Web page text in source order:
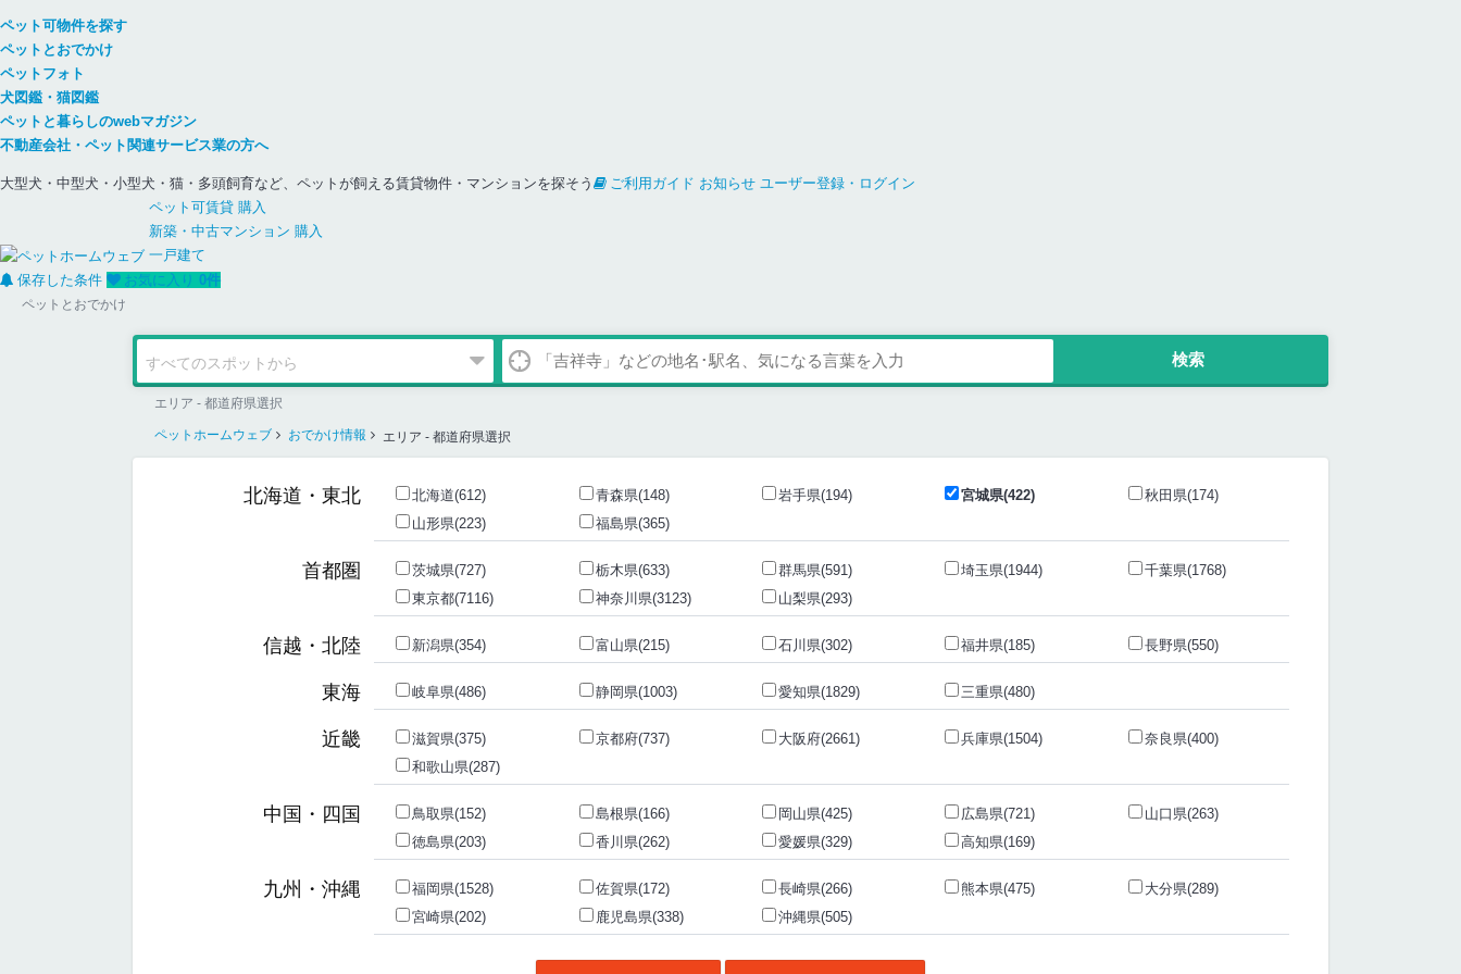
ペット可物件を探す
ペットとおでかけ
ペットフォト
犬図鑑・猫図鑑
ペットと暮らしのwebマガジン
不動産会社・ペット関連サービス業の方へ
大型犬・中型犬・小型犬・猫・多頭飼育など、ペットが飼える賃貸物件・マンションを探そう ご利用ガイド お知らせ ユーザー登録・ログイン
ペット可賃貸 購入
新築・中古マンション 購入
一戸建て
保存した条件
お気に入り 0件
ペットとおでかけ
エリア - 都道府県選択
ペットホームウェブ おでかけ情報 エリア - 都道府県選択
北海道・東北 北海道(612) 青森県(148) 岩手県(194) 宮城県(422)
秋田県(174)
山形県(223)
福島県(365)
首都圏 茨城県(727) 栃木県(633) 群馬県(591) 埼玉県(1944)
千葉県(1768)
東京都(7116)
神奈川県(3123) 山梨県(293)
信越・北陸 新潟県(354) 富山県(215) 石川県(302) 福井県(185) 長野県(550)
東海 岐阜県(486) 静岡県(1003) 愛知県(1829) 三重県(480)
近畿 滋賀県(375) 京都府(737) 大阪府(2661) 兵庫県(1504)
奈良県(400)
和歌山県(287)
中国・四国 鳥取県(152) 島根県(166) 岡山県(425) 広島県(721)
山口県(263)
徳島県(203)
香川県(262) 愛媛県(329) 高知県(169)
九州・沖縄 福岡県(1528) 佐賀県(172) 長崎県(266) 熊本県(475)
大分県(289)
宮崎県(202)
鹿児島県(338) 沖縄県(505)